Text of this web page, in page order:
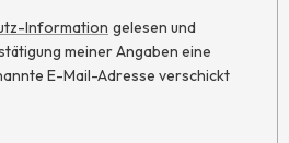
Information gelesen und
meiner Angaben eine
E-Mail-Adresse verschickt